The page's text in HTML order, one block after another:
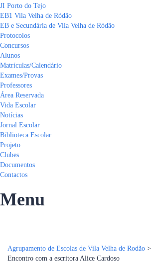
JI Porto do Tejo
EB1 Vila Velha de Ródão
EB e Secundária de Vila Velha de Ródão
Protocolos
Concursos
Alunos
Matrículas/Calendário
Exames/Provas
Professores
Área Reservada
Vida Escolar
Notícias
Jornal Escolar
Biblioteca Escolar
Projeto
Clubes
Documentos
Contactos
Menu
Agrupamento de Escolas de Vila Velha de Rodão >
Encontro com a escritora Alice Cardoso